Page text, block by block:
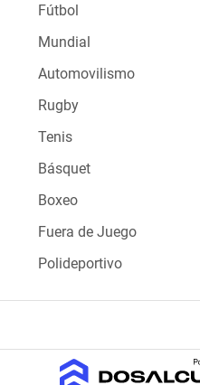
Fútbol
Mundial
Automovilismo
Rugby
Tenis
Básquet
Boxeo
Fuera de Juego
Polideportivo